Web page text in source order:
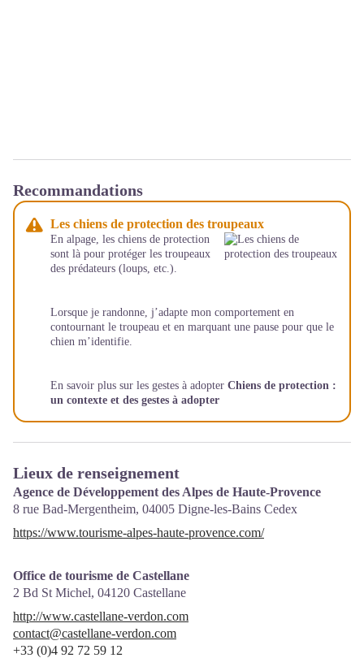
Recommandations
Les chiens de protection des troupeaux
En alpage, les chiens de protection
sont là pour protéger les troupeaux
des prédateurs (loups, etc.).
Lorsque je randonne, j’adapte mon comportement en
contournant le troupeau et en marquant une pause pour que le
chien m’identifie.
En savoir plus sur les gestes à adopter Chiens de protection :
un contexte et des gestes à adopter
Lieux de renseignement
Agence de Développement des Alpes de Haute-Provence
8 rue Bad-Mergentheim, 04005 Digne-les-Bains Cedex
https://www.tourisme-alpes-haute-provence.com/
Office de tourisme de Castellane
2 Bd St Michel, 04120 Castellane
http://www.castellane-verdon.com
contact@castellane-verdon.com
+33 (0)4 92 72 59 12